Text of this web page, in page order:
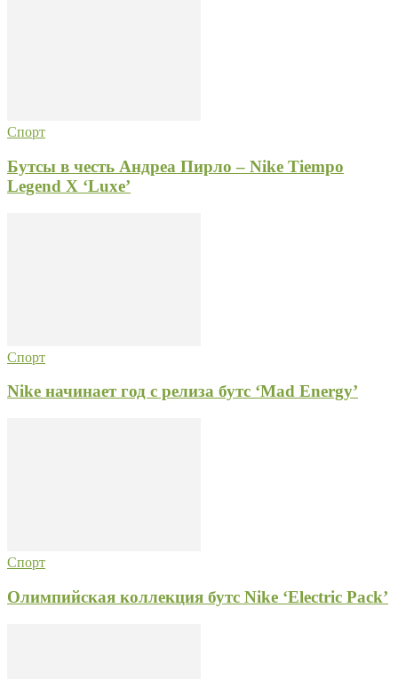
Спорт
Бутсы в честь Андреа Пирло – Nike Tiempo
Legend X ‘Luxe’
Спорт
Nike начинает год с релиза бутс ‘Mad Energy’
Спорт
Олимпийская коллекция бутс Nike ‘Electric Pack’